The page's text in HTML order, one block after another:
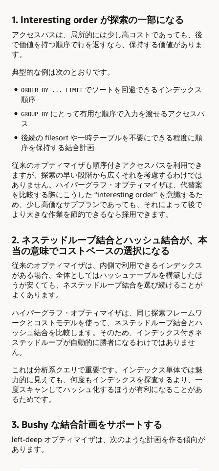
1. Interesting order が探索の一部になる
アクセスパスは、局所的には少し高コストであっても、後
で価値を持つ順序で行を返すなら、保持する価値がありま
す。
典型的な例は次のとおりです。
ORDER BY ... LIMITでソートを回避できるインデックス
順序
GROUP BYにとって有用な順序で入力を渡せるアクセスパ
ス
後続の filesort や一時テーブルを不要にできる程度に順
序を保持する結合計画
従来のオプティマイザも順序付きアクセスパスを利用でき
ますが、探索の早い段階から広くそれを考慮するわけでは
ありません。ハイパーグラフ・オプティマイザは、代替案
を比較する際にこうした “interesting order” を意識するた
め、少し高価なサブプランであっても、それによって後で
より大きな作業を節約できるなら採用できます。
2. ネステッドループ結合とハッシュ結合が、本
当の意味でコストベースの選択になる
従来のオプティマイザは、内側で利用できるインデックス
がある場合、全体としてはハッシュテーブルを構築したほ
うが安くても、ネステッドループ結合を選び続けることが
よくあります。
ハイパーグラフ・オプティマイザは、同じ探索フレームワ
ークとコストモデルを使って、ネステッドループ結合とハ
ッシュ結合を比較します。そのため、インデックス付きネ
ステッドループが自動的に勝者になるわけではありませ
ん。
これは分析系クエリで重要です。インデックス単体では魅
力的に見えても、何度もインデックスを探査するより、一
度スキャンしてハッシュ化するほうが有利になることがあ
るためです。
3. Bushy な結合計画をサポートする
left-deep オプティマイザは、次のような計画を作る傾向が
あります。